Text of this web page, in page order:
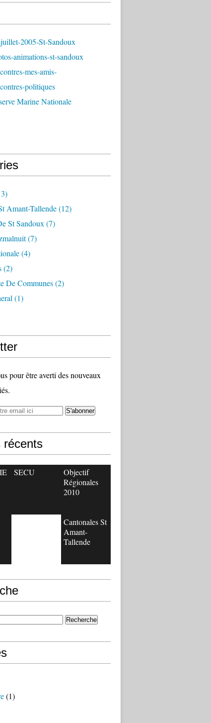
2005-St-Sandoux
animations-st-sandoux
mes-amis-
politiques
Marine Nationale
Amant-Tallende(12)
St Sandoux (7)
(7)
(4)
(2)
De Communes(2)
(1)
pour être averti des nouveaux
récents
SECU
Objectif
Régionales
2010
Cantonales St
Amant-
Tallende
(1)